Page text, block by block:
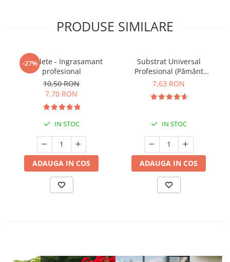
PRODUSE SIMILARE
-27%
5 Tablete - Ingrasamant
profesional
10,50 RON
7,70 RON
IN STOC
ADAUGA IN COS
Substrat Universal
Profesional (Pământ
Premium) - 5 L
7,63 RON
IN STOC
ADAUGA IN COS